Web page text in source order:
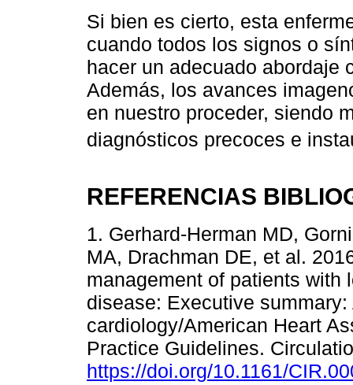
Si bien es cierto, esta
cuando todos los signos o
hacer un adecuado abordaje
Además, los avances
en nuestro proceder, siendo
diagnósticos precoces e
REFERENCIAS
1. Gerhard-Herman MD,
MA, Drachman DE, et al.
management of patients with
disease: Executive
cardiology/American Heart
Practice Guidelines.
https://doi.org/10.1161/